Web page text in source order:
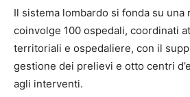
Il sistema lombardo si fonda su una
coinvolge 100 ospedali, coordinati
territoriali e ospedaliere, con il
gestione dei prelievi e otto centri
agli interventi.